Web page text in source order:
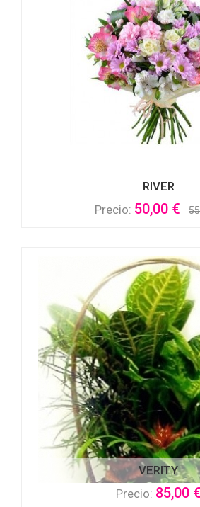
RIVER
Precio: 50,00 €
VERITY
Precio: 85,00 €